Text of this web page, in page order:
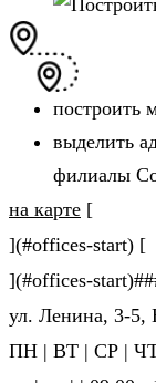
построить
выделить
филиалы
на карте [
](#offices-start) [
](#offices-
ул. Ленина, 3-5,
ПН | ВТ | СР |